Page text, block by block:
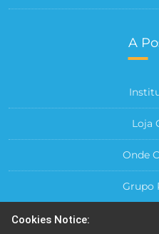
A
Loja
Onde
Grupo
Cookies Notice: